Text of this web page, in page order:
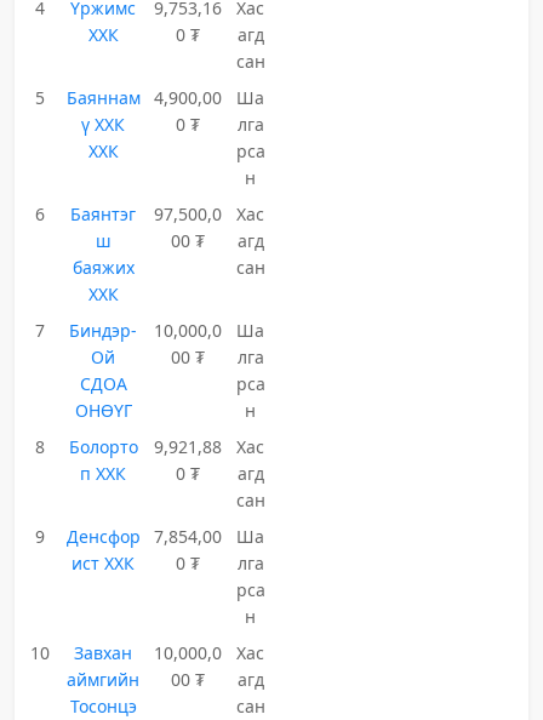
4
Үржимс
ХХК
9,753,16
0 ₮
Хас
агд
сан
5
Баяннам
ү ХХК
ХХК
4,900,00
0 ₮
Ша
лга
рса
н
6
Баянтэг
ш
баяжих
ХХК
97,500,0
00 ₮
Хас
агд
сан
7
Биндэр-
Ой
СДОА
ОНӨҮГ
10,000,0
00 ₮
Ша
лга
рса
н
8
Болорто
п ХХК
9,921,88
0 ₮
Хас
агд
сан
9
Денсфор
ист ХХК
7,854,00
0 ₮
Ша
лга
рса
н
10
Завхан
аймгийн
Тосонцэ
10,000,0
00 ₮
Хас
агд
сан